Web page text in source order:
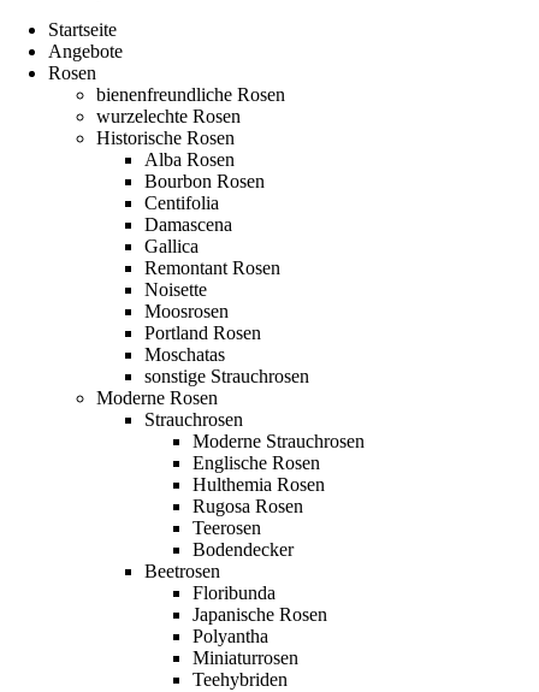
Startseite
Angebote
Rosen
bienenfreundliche Rosen
wurzelechte Rosen
Historische Rosen
Alba Rosen
Bourbon Rosen
Centifolia
Damascena
Gallica
Remontant Rosen
Noisette
Moosrosen
Portland Rosen
Moschatas
sonstige Strauchrosen
Moderne Rosen
Strauchrosen
Moderne Strauchrosen
Englische Rosen
Hulthemia Rosen
Rugosa Rosen
Teerosen
Bodendecker
Beetrosen
Floribunda
Japanische Rosen
Polyantha
Miniaturrosen
Teehybriden